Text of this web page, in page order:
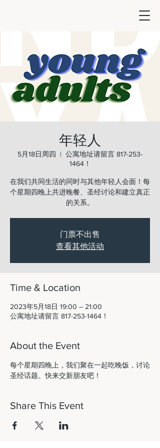
年轻人
5月18日周四
  |
公寓地址请留言 817-253-
1464！
在我们共同生活的同时与其他年轻人会面！每
个星期四晚上共进晚餐、圣经讨论和建立真正
的关系。
门票不出售
查看其他活动
Time & Location
2023年5月18日 19:00 – 21:00
公寓地址请留言 817-253-1464！
About the Event
每个星期四晚上，我们聚在一起吃晚饭，讨论
圣经话题。快来交新朋友吧！
Share This Event